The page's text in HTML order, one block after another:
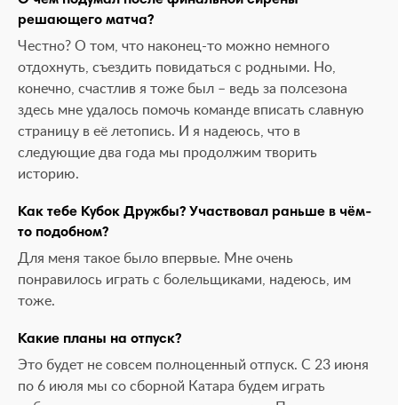
решающего матча?
Честно? О том, что наконец-то можно немного
отдохнуть, съездить повидаться с родными. Но,
конечно, счастлив я тоже был – ведь за полсезона
здесь мне удалось помочь команде вписать славную
страницу в её летопись. И я надеюсь, что в
следующие два года мы продолжим творить
историю.
Как тебе Кубок Дружбы? Участвовал раньше в чём-
то подобном?
Для меня такое было впервые. Мне очень
понравилось играть с болельщиками, надеюсь, им
тоже.
Какие планы на отпуск?
Это будет не совсем полноценный отпуск. С 23 июня
по 6 июля мы со сборной Катара будем играть